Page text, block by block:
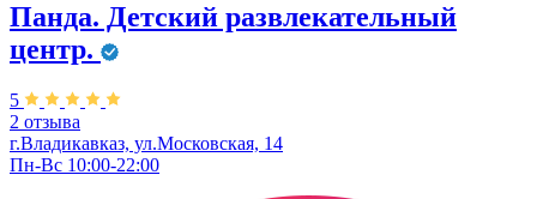
Панда. Детский развлекательный
центр.
5
2 отзыва
г.Владикавказ, ул.Московская, 14
Пн-Вс 10:00-22:00